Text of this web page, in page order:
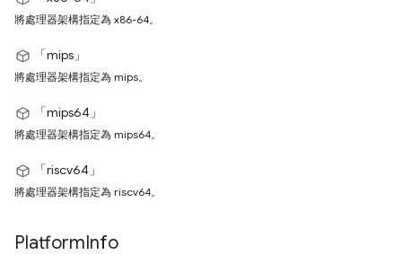
將處理器架構指定為 x86-64。
「mips」
將處理器架構指定為 mips。
「mips64」
將處理器架構指定為 mips64。
「riscv64」
將處理器架構指定為 riscv64。
PlatformInfo